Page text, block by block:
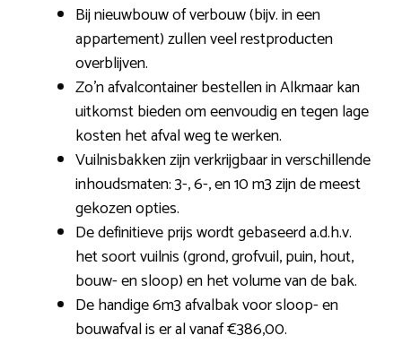
Bij nieuwbouw of verbouw (bijv. in een
appartement) zullen veel restproducten
overblijven.
Zo’n afvalcontainer bestellen in Alkmaar kan
uitkomst bieden om eenvoudig en tegen lage
kosten het afval weg te werken.
Vuilnisbakken zijn verkrijgbaar in verschillende
inhoudsmaten: 3-, 6-, en 10 m3 zijn de meest
gekozen opties.
De definitieve prijs wordt gebaseerd a.d.h.v.
het soort vuilnis (grond, grofvuil, puin, hout,
bouw- en sloop) en het volume van de bak.
De handige 6m3 afvalbak voor sloop- en
bouwafval is er al vanaf €386,00.